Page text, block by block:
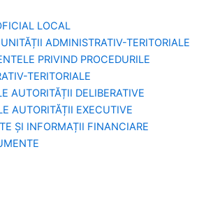
LOCAL
ADMINISTRATIV-TERITORIALE
PRIVIND PROCEDURILE
TERITORIALE
AUTORITĂȚII DELIBERATIVE
AUTORITĂȚII EXECUTIVE
ȘI INFORMAȚII FINANCIARE